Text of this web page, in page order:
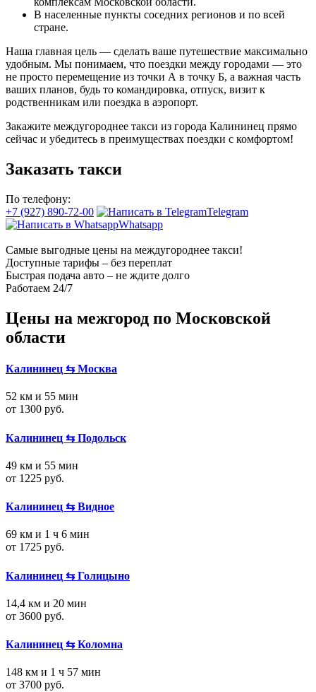
В населенные пункты соседних регионов и по всей
стране.
Наша главная цель — сделать ваше путешествие максимально
удобным. Мы понимаем, что поездки между городами — это
не просто перемещение из точки А в точку Б, а важная часть
ваших планов, будь то командировка, отпуск, визит к
родственникам или поездка в аэропорт.
Закажите междугороднее такси из города Калининец прямо
сейчас и убедитесь в преимуществах поездки с комфортом!
Заказать такси
По телефону:
+7 (927) 890-72-00
Telegram
Whatsapp
Самые выгодные цены на междугороднее такси!
Доступные тарифы – без переплат
Быстрая подача авто – не ждите долго
Работаем 24/7
Цены на межгород по Московской
области
Калининец ⇆ Москва
52 км и 55 мин
от 1300 руб.
Калининец ⇆ Подольск
49 км и 55 мин
от 1225 руб.
Калининец ⇆ Видное
69 км и 1 ч 6 мин
от 1725 руб.
Калининец ⇆ Голицыно
14,4 км и 20 мин
от 3600 руб.
Калининец ⇆ Коломна
148 км и 1 ч 57 мин
от 3700 руб.